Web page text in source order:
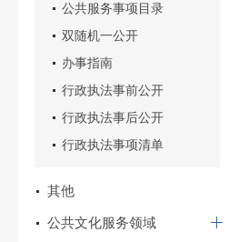
公共服务事项目录
双随机一公开
办事指南
行政执法事前公开
行政执法事后公开
行政执法事项清单
其他
公共文化服务领域